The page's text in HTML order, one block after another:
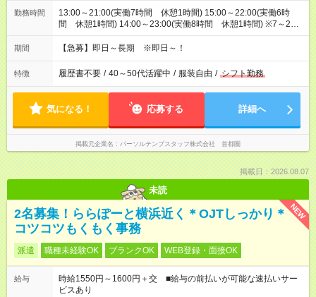
勤務時間
13:00～21:00(実働7時間 休憩1時間) 15:00～22:00(実働6時
間 休憩1時間) 14:00～23:00(実働8時間 休憩1時間) ※7～23
時の中で調整OK♪21時までの夜間シフト対応が必須です。実働
5h～ ※研修時間の相談OKです。
期間 【急募】即日～長期 ※即日～！
特徴 履歴書不要 / 40～50代活躍中 / 服装自由 / シフト勤務
気になる！ 応募する 詳細へ
掲載元企業名 パーソルテンプスタッフ株式会社 首都圏
掲載日：2026.08.07
未読
NEW
2名募集！ららぽーと横浜近く＊OJTしっかり＊
コツコツもくもく事務
派遣 職種未経験OK ブランクOK WEB登録・面接OK
給与
時給1550円～1600円＋交 ■給与の前払いが可能な速払いサー
ビスあり